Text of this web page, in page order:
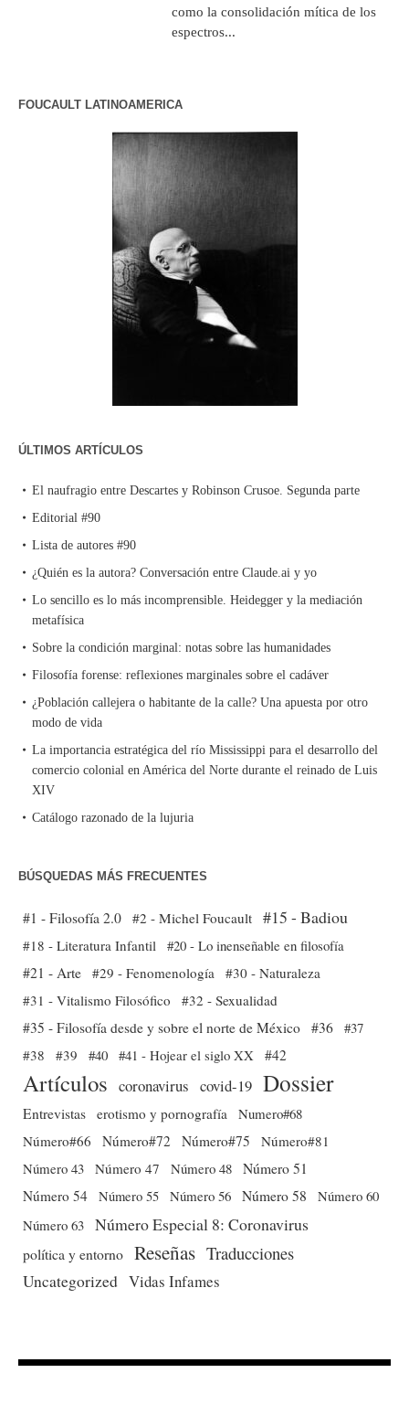
como la consolidación mítica de los
espectros...
FOUCAULT LATINOAMERICA
ÚLTIMOS ARTÍCULOS
El naufragio entre Descartes y Robinson Crusoe. Segunda parte
Editorial #90
Lista de autores #90
¿Quién es la autora? Conversación entre Claude.ai y yo
Lo sencillo es lo más incomprensible. Heidegger y la mediación
metafísica
Sobre la condición marginal: notas sobre las humanidades
Filosofía forense: reflexiones marginales sobre el cadáver
¿Población callejera o habitante de la calle? Una apuesta por otro
modo de vida
La importancia estratégica del río Mississippi para el desarrollo del
comercio colonial en América del Norte durante el reinado de Luis
XIV
Catálogo razonado de la lujuria
BÚSQUEDAS MÁS FRECUENTES
#1 - Filosofía 2.0 #2 - Michel Foucault #15 - Badiou
#18 - Literatura Infantil #20 - Lo inenseñable en filosofía
#21 - Arte #29 - Fenomenología
#30 - Naturaleza
#31 - Vitalismo Filosófico
#32 - Sexualidad
#35 - Filosofía desde y sobre el norte de México #36 #37
#38
#39 #40 #41 - Hojear el siglo XX #42
Artículos coronavirus covid-19 Dossier
Entrevistas erotismo y pornografía
Numero#68
Número#66
Número#72 Número#75
Número#81
Número 43 Número 47 Número 48 Número 51
Número 54 Número 55 Número 56 Número 58
Número 60
Número 63 Número Especial 8: Coronavirus
política y entorno Reseñas Traducciones
Uncategorized Vidas Infames